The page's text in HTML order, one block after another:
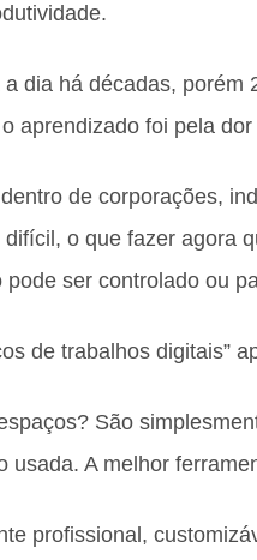
dia há décadas,
aprendizado foi pela
de corporações,
o que fazer agora
ser controlado ou
de trabalhos digitais”
São
usada. A melhor
profissional,